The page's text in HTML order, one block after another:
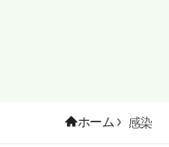
ホーム 感染